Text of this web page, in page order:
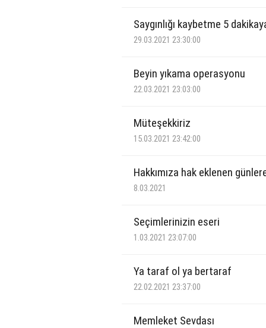
Saygınlığı kaybetme 5
29.03.2021 23:30:00
Beyin yıkama operasyonu
22.03.2021 23:03:00
Müteşekkiriz
15.03.2021 23:42:00
Hakkımıza hak eklenen
8.03.2021
Seçimlerinizin eseri
1.03.2021 23:07:00
Ya taraf ol ya bertaraf
22.02.2021 23:37:00
Memleket Sevdası